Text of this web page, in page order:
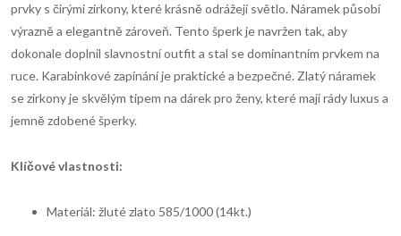
prvky s čirými zirkony, které krásně odrážejí světlo. Náramek působí
výrazně a elegantně zároveň. Tento šperk je navržen tak, aby
dokonale doplnil slavnostní outfit a stal se dominantním prvkem na
ruce. Karabinkové zapínání je praktické a bezpečné. Zlatý náramek
se zirkony je skvělým tipem na dárek pro ženy, které mají rády luxus a
jemně zdobené šperky.
Klíčové vlastnosti:
Materiál: žluté zlato 585/1000 (14kt.)